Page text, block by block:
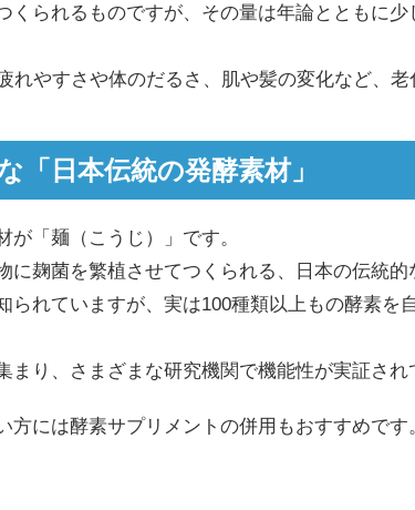
くられるものですが、その量は年論とともに
れやすさや体のだるさ、肌や髪の変化など、老
「日本伝統の発酵素材」
「麺（こうじ）」です。
に麹菌を繁植させてつくられる、日本の伝統的
られていますが、実は100種類以上もの酵素を
り、さまざまな研究機関で機能性が実証され
方には酵素サプリメントの併用もおすすめです